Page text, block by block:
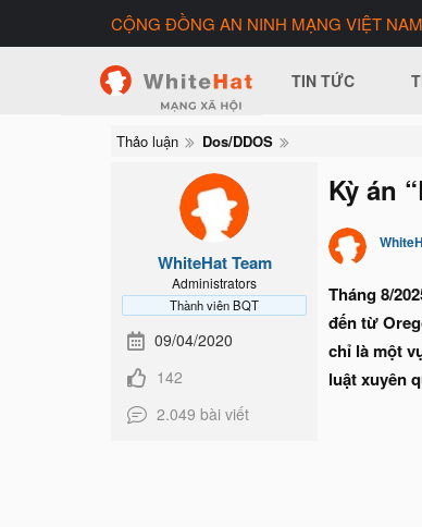
CỘNG ĐỒNG AN NINH MẠNG VIỆT NAM
TIN TỨC
Thảo luận Dos/DDOS
WhiteHat Team
Administrators
Thành viên BQT
09/04/2020
142
2.049 bài viết
Kỳ án
Tháng 8/
đến từ
chỉ là một
luật xuyên